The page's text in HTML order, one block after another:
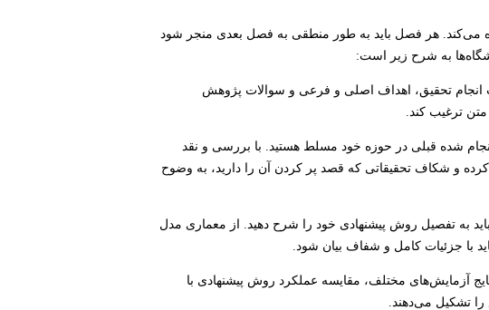
می‌کند. هر فصل باید به طور منطقی به فصل بعدی منجر شود
به شرح زیر است:
تحقیق، اهداف اصلی و فرعی و سوالات پژوهش
ترغیب کند.
شده قبلی در حوزه خود مسلط هستید. با بررسی و نقد
و شکاف تحقیقاتی که قصد پر کردن آن را دارید، به وضوح
به تفصیل روش پیشنهادی خود را شرح دهید. از معماری مدل
با جزئیات کامل و شفاف بیان شود.
آزمایش‌های مختلف، مقایسه عملکرد روش پیشنهادی با
را تشکیل می‌دهند.